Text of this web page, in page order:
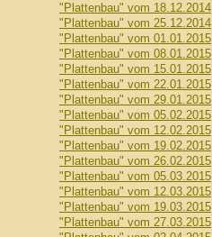
"Plattenbau" vom 18.12.2014
"Plattenbau" vom 25.12.2014
"Plattenbau" vom 01.01.2015
"Plattenbau" vom 08.01.2015
"Plattenbau" vom 15.01.2015
"Plattenbau" vom 22.01.2015
"Plattenbau" vom 29.01.2015
"Plattenbau" vom 05.02.2015
"Plattenbau" vom 12.02.2015
"Plattenbau" vom 19.02.2015
"Plattenbau" vom 26.02.2015
"Plattenbau" vom 05.03.2015
"Plattenbau" vom 12.03.2015
"Plattenbau" vom 19.03.2015
"Plattenbau" vom 27.03.2015